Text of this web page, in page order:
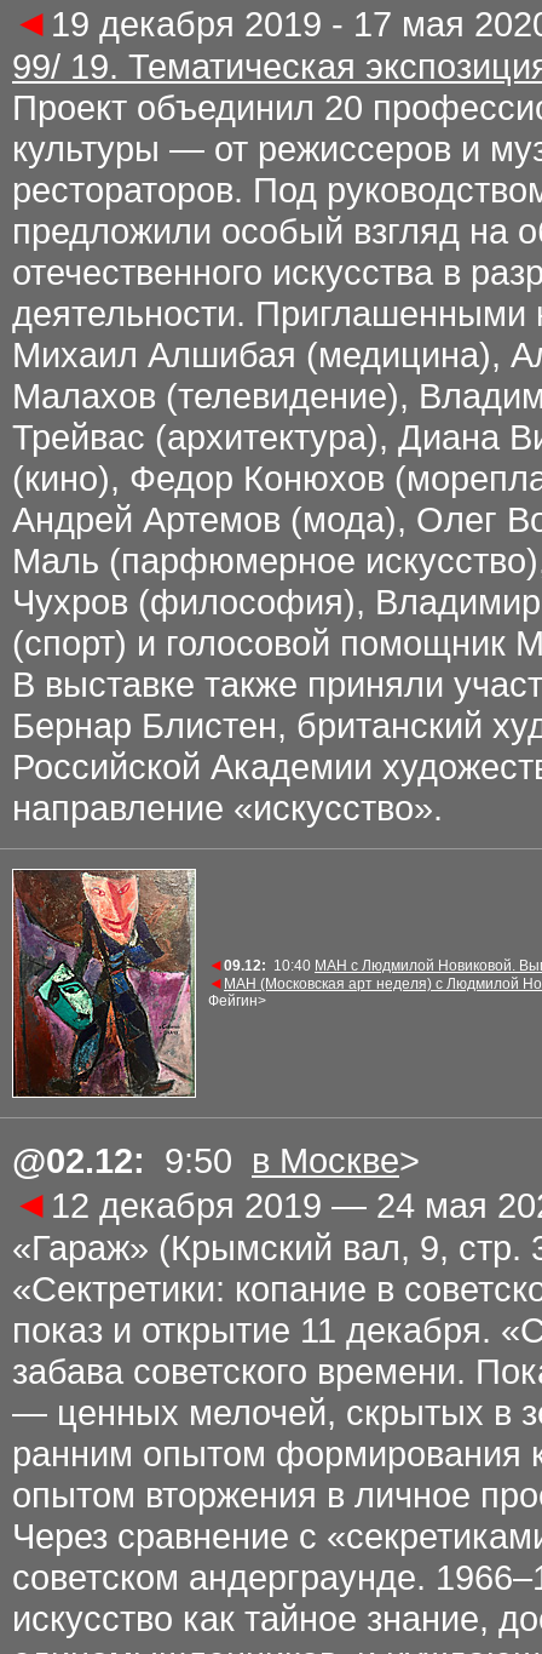
◄ 19 декабря 2019 - 17 мая
99/ 19. Тематическая
Проект объединил 20
культуры — от режиссеров и
рестораторов. Под
предложили особый взгляд на
отечественного искусства в
деятельности. Приглашенными
Михаил Алшибая (медицина),
Малахов (телевидение),
Трейвас (архитектура), Диана
(кино), Федор Конюхов
Андрей Артемов (мода), Олег
Маль (парфюмерное
Чухров (философия),
(спорт) и голосовой помощник
В выставке также приняли
Бернар Блистен, британский
Российской Академии
направление «искусство».
◄09.12: 10:40 МАН с Людмилой Новиковой.
◄ МАН (Московская арт неделя) с Людмилой
Фейгин>
@02.12: 9:50 в Москве>
◄ 12 декабря 2019 — 24 мая
«Гараж» (Крымский вал, 9, стр.
«Сектретики: копание в
показ и открытие 11 декабря.
забава советского времени.
— ценных мелочей, скрытых в
ранним опытом формирования
опытом вторжения в личное
Через сравнение с
советском андерграунде.
искусство как тайное знание,